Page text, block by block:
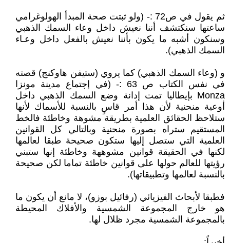
ثم يقول في ص72 :- (ولو ثبتت صحة المبدأ الهولوغرامي
ساعتها سنكتشف أننا نعيش داخل وعاء السمك الذهبي
وسنكون أشبه ما يكون بأننا نعيش بالفعل داخل وعـاء
السمك الذهبي).
و (وعاء السمك الذهبي) كما يروي (ستيفن هاوكنج) قصته
في نفس الكتاب ص 63 :- (في إجتماع مدينة مونزا
Monza بإيطاليا تمت إدانة وضع السمك الذهبي داخل
أوعية منحنية لأن هذا أمر قاسٍ بالنسبة للأسماك لأنها
ستلاحظ الحقائق العلمية بطريقة مشوهة وخاطئة فالخط
المستقيم ستراه بصورة منحنية وبالتالي كل القوانين
العلمية التي ستصل إليها ستكون صحيحة طبقا لعالمها
لكنها في الحقيقة قوانين مشوههة وخاطئة إنها ستبني
رؤيتها للعالم حولها على قوانين خاطئة تماما لكن صحيحة
بالنسبة لعالمها وتطبيقاتها).
فطبقا لأبحاث الفيزيائي (رفائيل بوزو)، لا مانع أن يكون ما
هو خارج المجموعة الشمسية والأفلاك المحيطة
بالمجموعة الشمسية مجرد ظلال لها.